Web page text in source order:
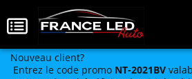
Nouveau client?
Entrez le code promo NT-2021BV